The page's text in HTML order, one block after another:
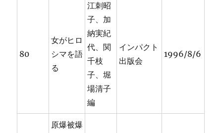
80
女がヒロ
シマを語
る
江刺昭
子、加
納実紀
代、関
千枝
子、堀
場清子
編
インパクト
出版会
1996/8/6
原爆被爆